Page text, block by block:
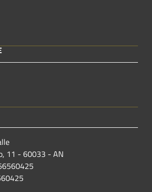
11 - 60033 - AN